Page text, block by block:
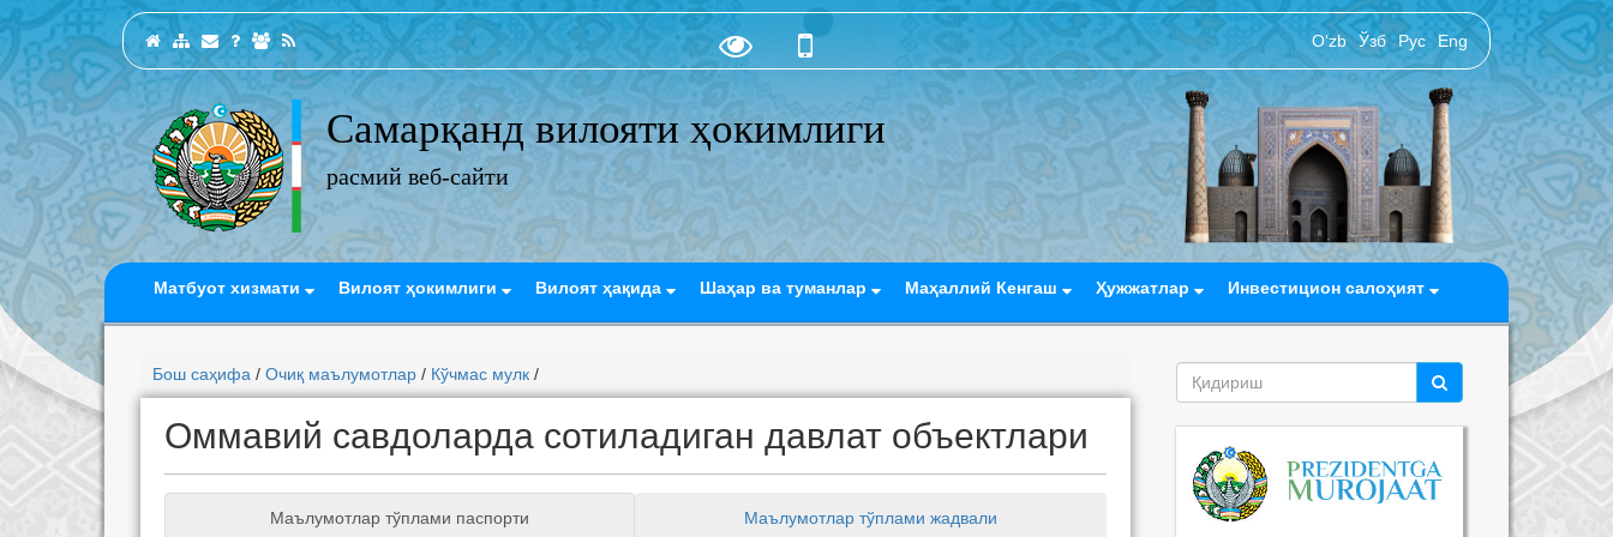
O‘zb Ўзб Рус Eng
Самарқанд вилояти ҳокимлиги
расмий веб-сайти
Матбуот хизмати Вилоят ҳокимлиги Вилоят ҳақида Шаҳар ва туманлар Маҳаллий Кенгаш Ҳужжатлар Инвестицион салоҳият
Бош саҳифа / Очиқ маълумотлар / Кўчмас мулк /
Оммавий савдоларда сотиладиган давлат объектлари
Маълумотлар тўплами паспорти Маълумотлар тўплами жадвали